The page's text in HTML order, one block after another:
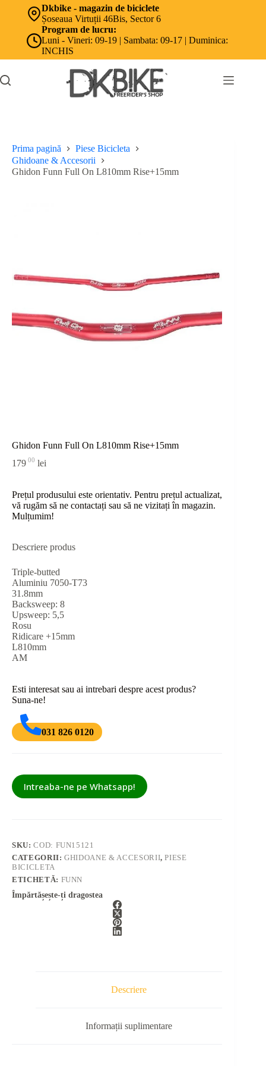
Dkbike - magazin de biciclete
Șoseaua Virtuții 46Bis, Sector 6
Program de lucru:
Luni - Vineri: 09-19 | Sambata: 09-17 | Duminica:
INCHIS
Prima pagină
Piese Bicicleta
Ghidoane & Accesorii
Ghidon Funn Full On L810mm Rise+15mm
Ghidon Funn Full On L810mm Rise+15mm
179 00 lei
Prețul produsului este orientativ. Pentru prețul actualizat,
vă rugăm să ne contactați sau să ne vizitați în magazin.
Mulțumim!
Descriere produs
Triple-butted
Aluminiu 7050-T73
31.8mm
Backsweep: 8
Upsweep: 5,5
Rosu
Ridicare +15mm
L810mm
AM
Esti interesat sau ai intrebari despre acest produs?
Suna-ne!
031 826 0120
Intreaba-ne pe Whatsapp!
SKU:COD: FUN15121
CATEGORII:GHIDOANE & ACCESORII,PIESE
BICICLETA
ETICHETĂ: FUNN
Împărtășește-ți dragostea
Descriere
Informații suplimentare